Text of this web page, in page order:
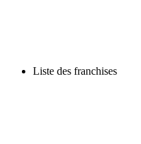
Liste des franchises